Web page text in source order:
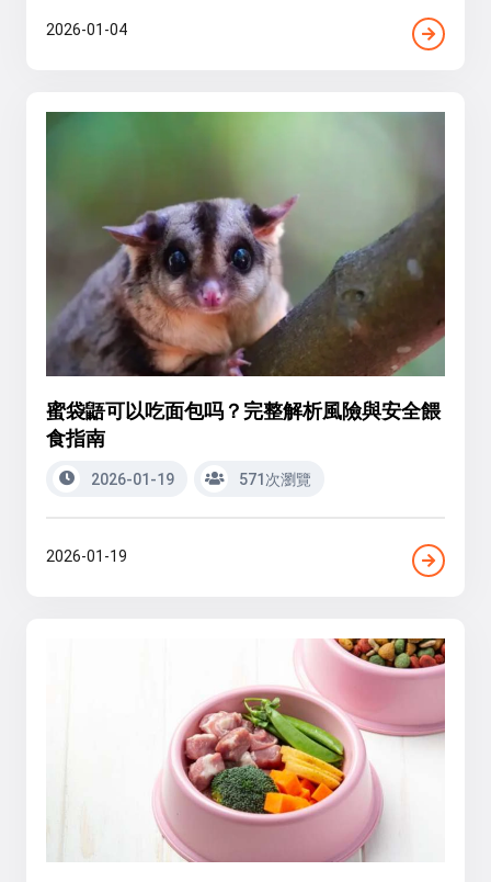
2026-01-04
蜜袋鼯可以吃面包吗？完整解析風險與安全餵
食指南
2026-01-19 571次瀏覽
2026-01-19